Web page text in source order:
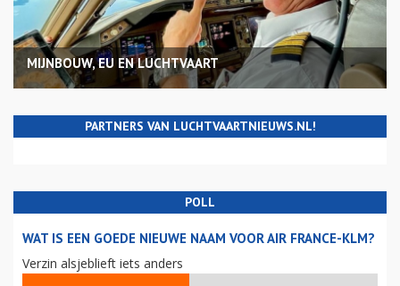
MIJNBOUW, EU EN LUCHTVAART
PARTNERS VAN LUCHTVAARTNIEUWS.NL!
POLL
WAT IS EEN GOEDE NIEUWE NAAM VOOR AIR FRANCE-KLM?
Verzin alsjeblieft iets anders